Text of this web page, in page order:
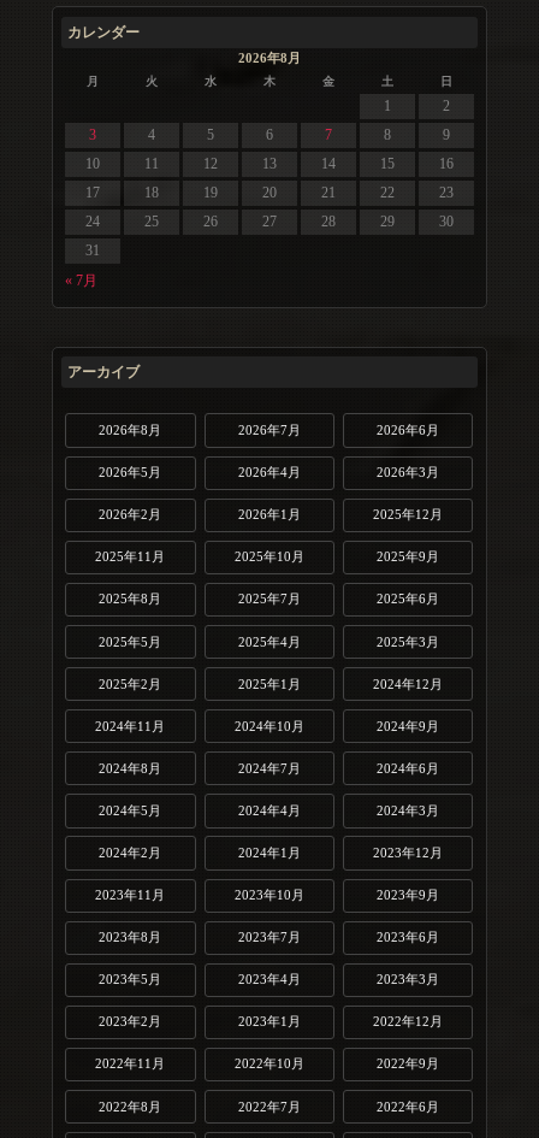
カレンダー
2026年8月
月 火 水 木 金 土 日
« 7月
1
2
3
4 5 6 7 8
9
10
11 12 13 14 15
16
17
18 19 20 21 22
23
24
25 26 27 28 29
30
31
アーカイブ
2026年8月 2026年7月 2026年6月
2026年5月 2026年4月 2026年3月
2026年2月 2026年1月 2025年12月
2025年11月 2025年10月 2025年9月
2025年8月 2025年7月 2025年6月
2025年5月 2025年4月 2025年3月
2025年2月 2025年1月 2024年12月
2024年11月 2024年10月 2024年9月
2024年8月 2024年7月 2024年6月
2024年5月 2024年4月 2024年3月
2024年2月 2024年1月 2023年12月
2023年11月 2023年10月 2023年9月
2023年8月 2023年7月 2023年6月
2023年5月 2023年4月 2023年3月
2023年2月 2023年1月 2022年12月
2022年11月 2022年10月 2022年9月
2022年8月 2022年7月 2022年6月